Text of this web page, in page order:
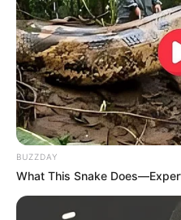
BUZZDAY
What This Snake